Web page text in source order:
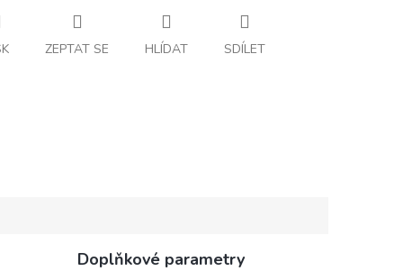
ZEPTAT SE HLÍDAT SDÍLET
Doplňkové parametry